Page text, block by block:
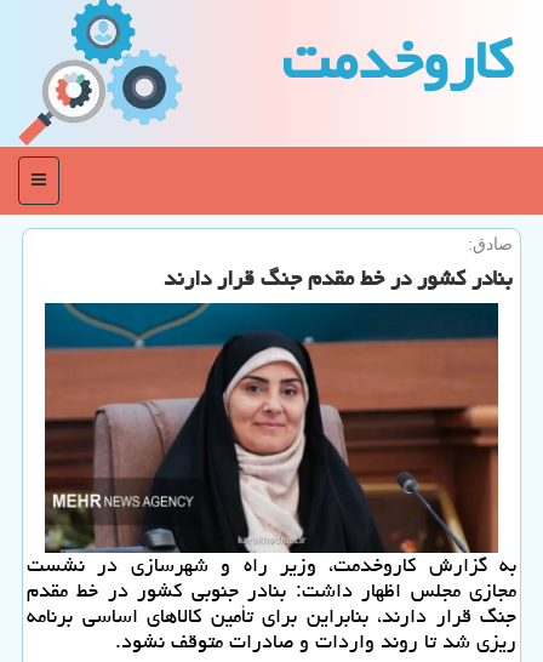
كاروخدمت
منو
صادق:
بنادر کشور در خط مقدم جنگ قرار دارند
به گزارش کاروخدمت، وزیر راه و شهرسازی در نشست
مجازی مجلس اظهار داشت: بنادر جنوبی کشور در خط مقدم
جنگ قرار دارند، بنابراین برای تأمین کالاهای اساسی برنامه
ریزی شد تا روند واردات و صادرات متوقف نشود.